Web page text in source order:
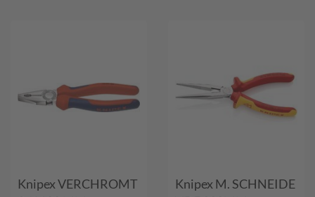
Knipex VERCHROMT
Knipex M. SCHNEIDE